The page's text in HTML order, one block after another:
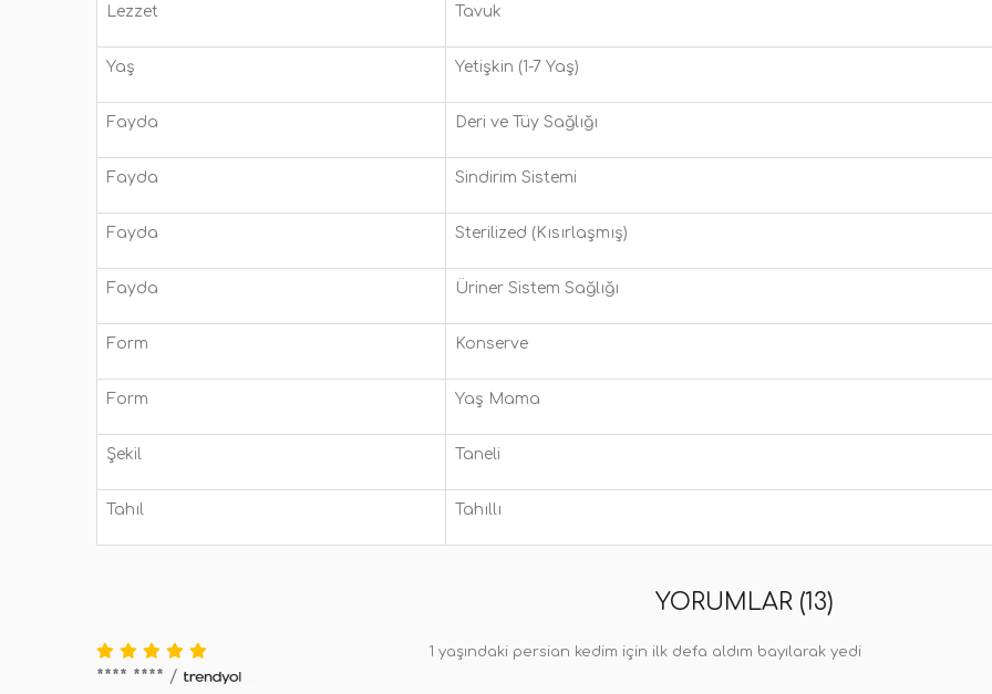
Lezzet Tavuk
Yaş Yetişkin (1-7 Yaş)
Fayda Deri ve Tüy Sağlığı
Fayda Sindirim Sistemi
Fayda Sterilized (Kısırlaşmış)
Fayda Üriner Sistem Sağlığı
Form Konserve
Form Yaş Mama
Şekil Taneli
Tahıl Tahıllı
YORUMLAR (13)
**** **** /
1 yaşındaki persian kedim için ilk defa aldım bayılarak yedi